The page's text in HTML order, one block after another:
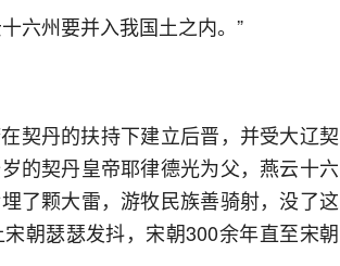
六州要并入我国土之内。”
契丹的扶持下建立后晋，并受大辽契
的契丹皇帝耶律德光为父，燕云十六
了颗大雷，游牧民族善骑射，没了这
朝瑟瑟发抖，宋朝300余年直至宋朝